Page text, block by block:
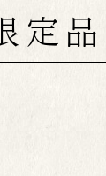
定品